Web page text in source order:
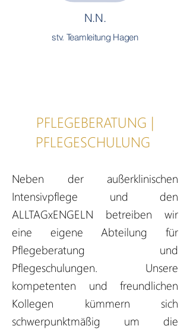
N.N.
stv. Teamleitung Hagen
PFLEGEBERATUNG |
PFLEGESCHULUNG
Neben der außerklinischen
Intensivpflege und den
ALLTAGxENGELN betreiben wir
eine eigene Abteilung für
Pflegeberatung und
Pflegeschulungen. Unsere
kompetenten und freundlichen
Kollegen kümmern sich
schwerpunktmäßig um die